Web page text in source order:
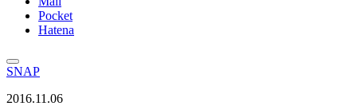
Pocket
Hatena
SNAP
2016.11.06